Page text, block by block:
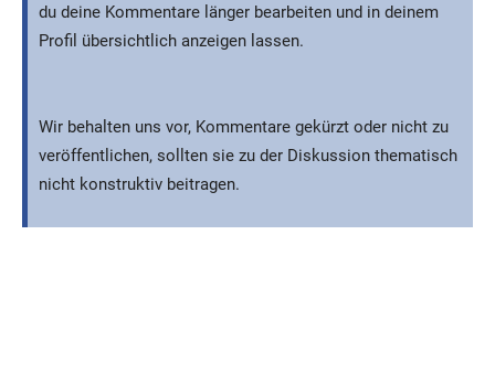
du deine Kommentare länger bearbeiten und in deinem
Profil übersichtlich anzeigen lassen.
Wir behalten uns vor, Kommentare gekürzt oder nicht zu
veröffentlichen, sollten sie zu der Diskussion thematisch
nicht konstruktiv beitragen.